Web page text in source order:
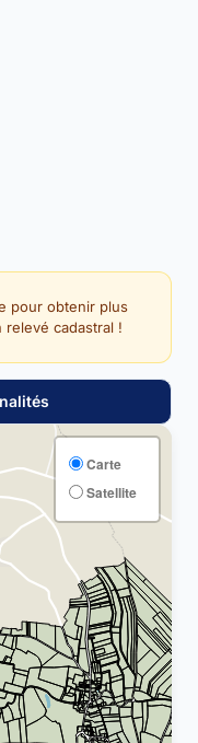
pour obtenir plus
cadastral !
Carte
Satellite